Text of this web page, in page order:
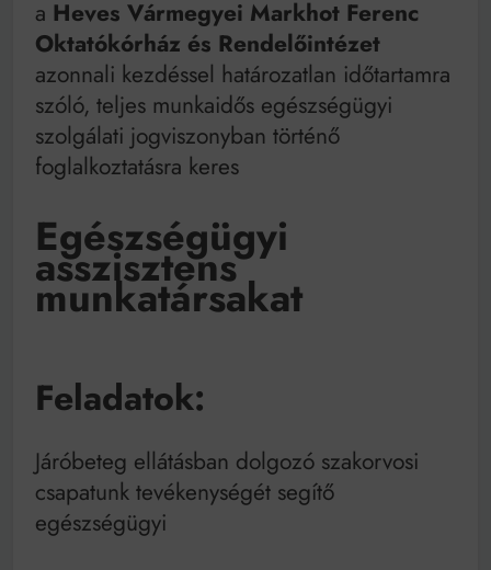
Mindenki a világot akarja uralni – de nem csak a 80-
as években
Bitumenes lapostetők: a bevált technológia akkor
működik, ha jól van felújítva
a Heves Vármegyei Markhot Ferenc
Oktatókórház és Rendelőintézet
azonnali kezdéssel határozatlan időtartamra
szóló, teljes munkaidős egészségügyi
szolgálati jogviszonyban történő
foglalkoztatásra keres
Egészségügyi
asszisztens
munkatársakat
Feladatok:
Járóbeteg ellátásban dolgozó szakorvosi
csapatunk tevékenységét segítő
egészségügyi